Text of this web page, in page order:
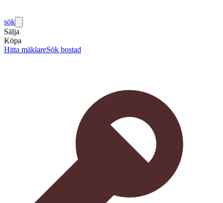
sök
Sälja
Köpa
Hitta mäklareSök bostad